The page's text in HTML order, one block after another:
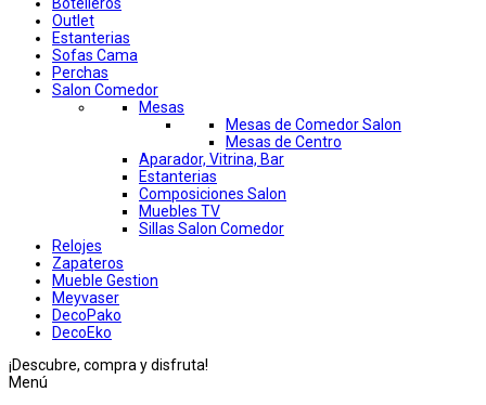
Botelleros
Outlet
Estanterias
Sofas Cama
Perchas
Salon Comedor
Mesas
Mesas de Comedor Salon
Mesas de Centro
Aparador, Vitrina, Bar
Estanterias
Composiciones Salon
Muebles TV
Sillas Salon Comedor
Relojes
Zapateros
Mueble Gestion
Meyvaser
DecoPako
DecoEko
¡Descubre, compra y disfruta!
Menú